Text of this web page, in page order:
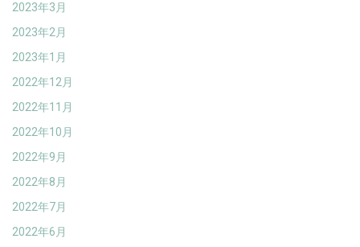
2023年3月
2023年2月
2023年1月
2022年12月
2022年11月
2022年10月
2022年9月
2022年8月
2022年7月
2022年6月